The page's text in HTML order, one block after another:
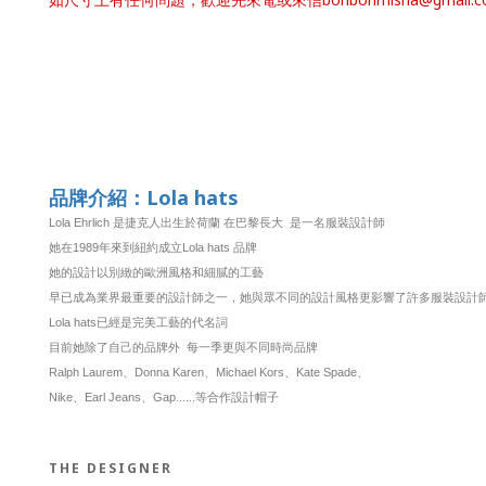
品牌介紹：Lola hats
Lola Ehrlich 是捷克人出生於荷蘭 在巴黎長大 是一名服裝設計師
她在1989年來到紐約成立Lola hats 品牌
她的設計以別緻的歐洲風格和細膩的工藝
早已成為業界最重要的設計師之一，她與眾不同的設計風格更影響了許多服裝設計
Lola hats已經是完美工藝的代名詞
目前她除了自己的品牌外 每一季更與不同時尚品牌
Ralph Laurem、Donna Karen、Michael Kors、Kate Spade、
Nike、Earl Jeans、Gap......等合作設計帽子
THE DESIGNER